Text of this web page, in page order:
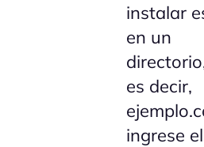
instalar
en un
es decir,
ingrese el